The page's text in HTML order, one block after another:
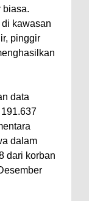
biasa.
di kawasan
pinggir
data
dalam
dari korban